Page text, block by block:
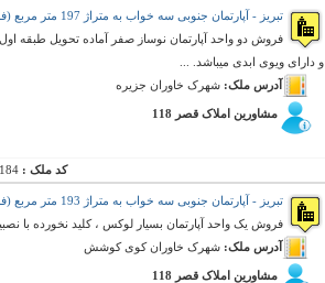
تبریز - آپارتمان جنوبی سه خواب به متراژ 197 متر مربع (فروش)
و دارای ویوی ابدی میباشد. ...
آدرس ملک: شهرک خاوران جزیره
مشاورین املاک قصر 118
کد ملک :
تبریز - آپارتمان جنوبی سه خواب به متراژ 193 متر مربع (فروش)
فروش یک واحد آپارتمان بسیار لوکس ، کلید نخورده با
آدرس ملک: شهرک خاوران کوی کوشش
مشاورین املاک قصر 118